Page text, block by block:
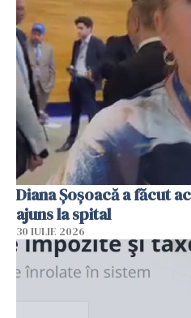
Diana Șoșoacă a făcut
ajuns la spital
30 IULIE 2026